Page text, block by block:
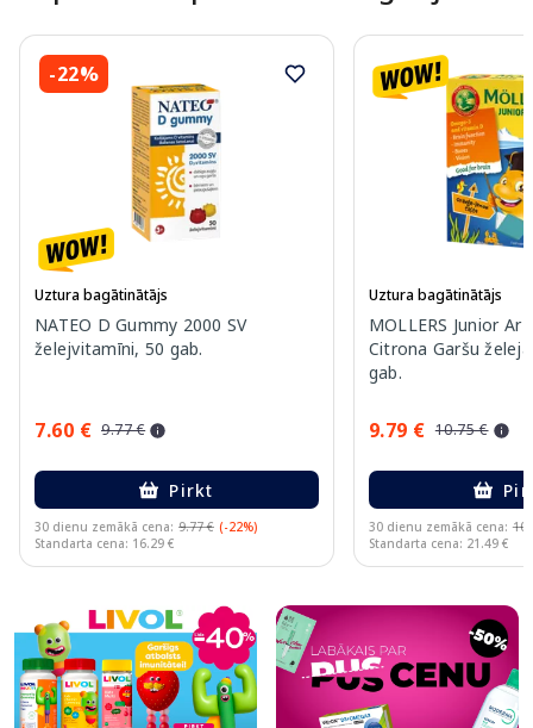
-22%
Uztura bagātinātājs
NATEO D Gummy 2000 SV
želejvitamīni, 50 gab.
7.60 € 9.77 €
Pirkt
30 dienu zemākā cena: 9.77 € (-22%)
Standarta cena: 16.29 €
Uztura bagātinātājs
MOLLERS Junior Ar
Citrona Garšu
gab.
9.79 € 10.75 €
30 dienu zemākā cena:
Standarta cena: 21.49 €